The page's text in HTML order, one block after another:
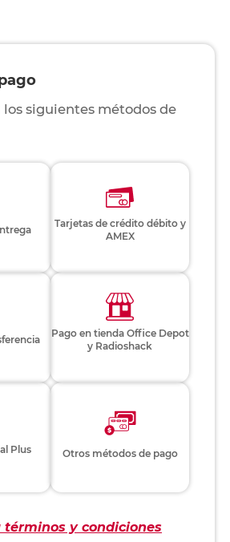
los siguientes métodos de
Tarjetas de crédito débito y
AMEX
Pago en tienda Office Depot
y Radioshack
Plus Otros métodos de pago
términos y condiciones